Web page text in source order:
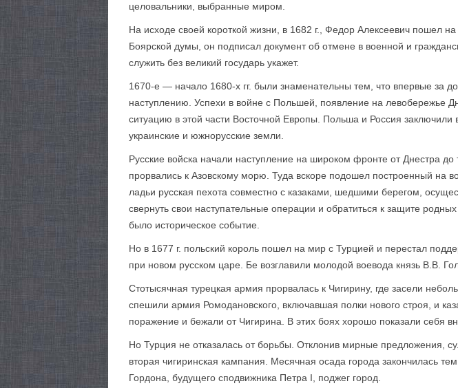
целовальники, выбранные миром.
На исходе своей короткой жизни, в 1682 г., Федор Алексеевич пошел
Боярской думы, он подписал документ об отмене в военной и
служить без великий государь укажет.
1670-е — начало 1680-х гг. были знаменательны тем, что впервые за
наступлению. Успехи в войне с Польшей, появление на левобережье
ситуацию в этой части Восточной Европы. Польша и Россия
украинские и южнорусские земли.
Русские войска начали наступление на широком фронте от Днестра
прорвались к Азовскому морю. Туда вскоре подошел построенный на
ладьи русская пехота совместно с казаками, шедшими берегом,
свернуть свои наступательные операции и обратиться к защите
было историческое событие.
Но в 1677 г. польский король пошел на мир с Турцией и перестал
при новом русском царе. Бе возглавили молодой воевода князь В.В.
Стотысячная турецкая армия прорвалась к Чигирину, где засели
спешили армия Ромодановского, включавшая полки нового строя, и
поражение и бежали от Чигирина. В этих боях хорошо по­казали себя
Но Турция не отказалась от борьбы. Отклонив мирные предложения,
вторая чигиринская кампания. Месячная осада города закончилась
Гордона, будущего сподвижника Петра I, поджег город.